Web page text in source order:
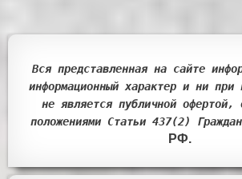
Вся представленная на сайте
информационный характер и ни при
не является публичной офертой,
положениями Статьи 437(2)
РФ.